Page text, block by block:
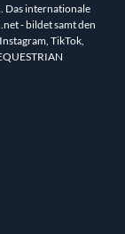
Das internationale
- bildet samt den
TikTok,